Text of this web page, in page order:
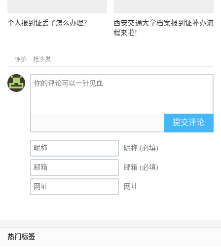
个人报到证丢了怎么办理？
西安交通大学档案报到证补办流
程来啦！
评论 抢沙发
提交评论
昵称 (必填)
邮箱 (必填)
网址
热门标签